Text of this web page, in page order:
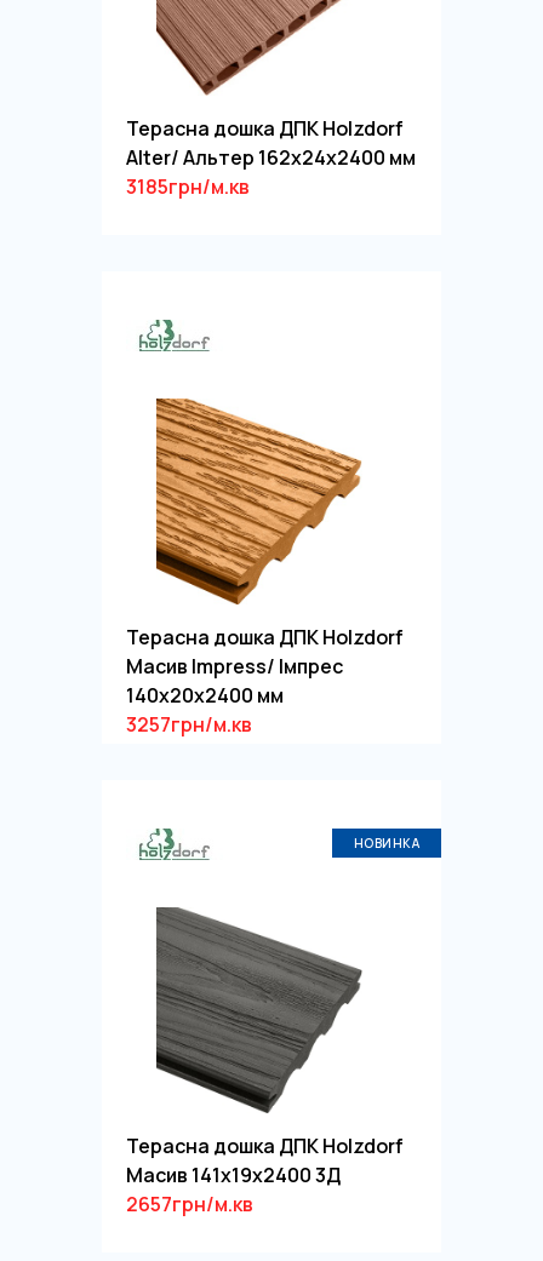
Терасна дошка ДПК Holzdorf
Alter/ Альтер 162х24х2400 мм
3185грн/м.кв
Терасна дошка ДПК Holzdorf
Масив Impress/ Імпрес
140х20х2400 мм
3257грн/м.кв
НОВИНКА
Терасна дошка ДПК Holzdorf
Масив 141х19х2400 3Д
2657грн/м.кв